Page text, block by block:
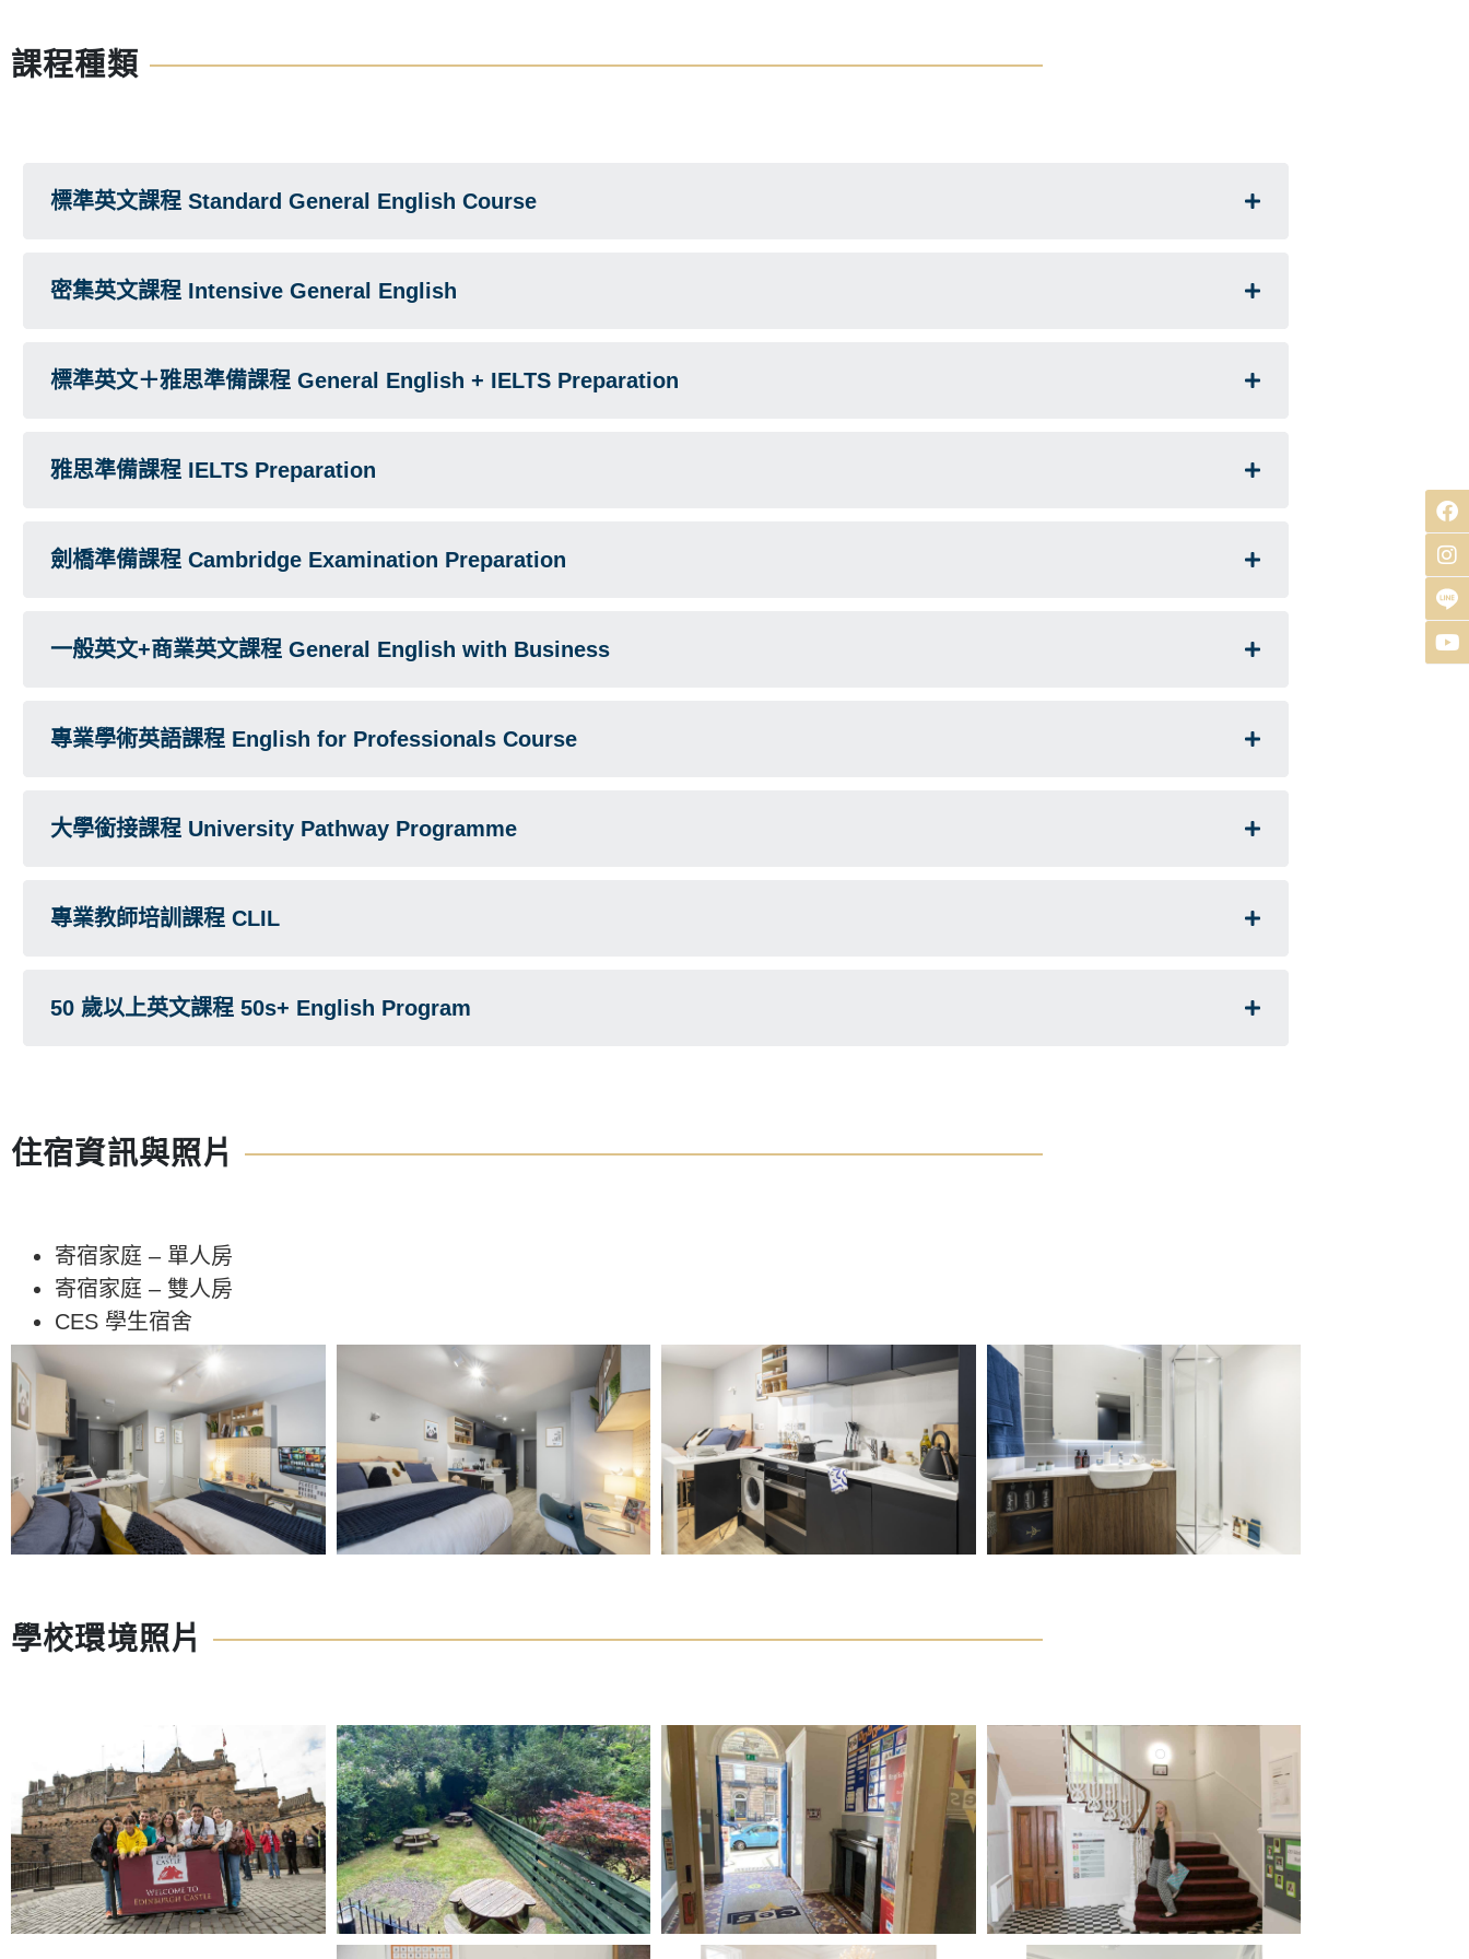
課程種類
標準英文課程 Standard General English Course
密集英文課程 Intensive General English
標準英文＋雅思準備課程 General English + IELTS Preparation
雅思準備課程 IELTS Preparation
劍橋準備課程 Cambridge Examination Preparation
一般英文+商業英文課程 General English with Business
專業學術英語課程 English for Professionals Course
大學銜接課程 University Pathway Programme
專業教師培訓課程 CLIL
50 歲以上英文課程 50s+ English Program
住宿資訊與照片
寄宿家庭 – 單人房
寄宿家庭 – 雙人房
CES 學生宿舍
學校環境照片